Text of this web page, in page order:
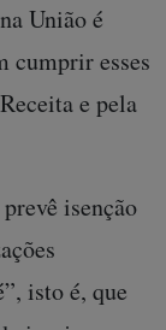
União é
cumprir esses
e pela
isenção
isto é, que